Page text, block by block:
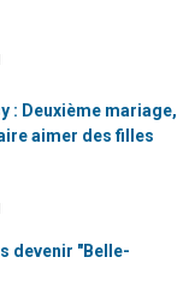
: Deuxième mariage,
aimer des filles
devenir "Belle-